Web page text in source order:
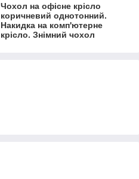
Чохол на офісне крісло
коричневий однотонний.
Накидка на комп'ютерне
крісло. Знімний чохол